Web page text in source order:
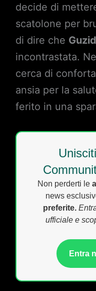
decide di
scatolone per
di dire che
incontrastata.
cerca di
ansia per la
ferito in una
Unisciti
Non perderti le
news
preferite.
ufficiale e
Entra